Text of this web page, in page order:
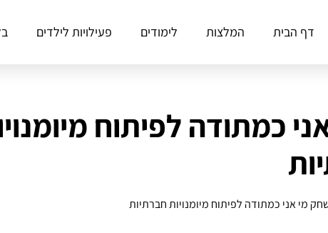
דף הבית המלצות לימודים פעילויות לילדים
כמתודה לפיתוח
מי אני כמתודה לפיתוח מיומנויות חברתיות